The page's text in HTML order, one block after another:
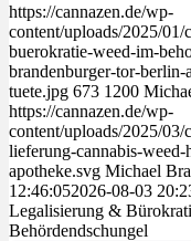
https://cannazen.de/wp-
content/uploads/2025/01/
buerokratie-weed-im-
brandenburger-tor-berlin-
tuete.jpg 673 1200
https://cannazen.de/wp-
content/uploads/2025/03/
lieferung-cannabis-
apotheke.svg Michael
12:46:052026-08-03
Legalisierung &
Behördendschungel